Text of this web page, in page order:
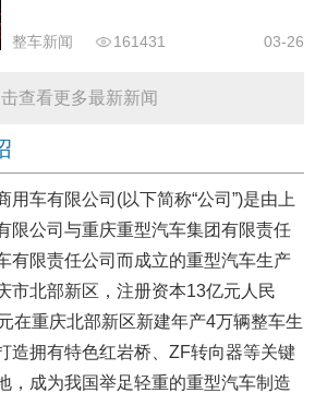
整车新闻 161431 03-26
查看更多最新新闻
车有限公司(以下简称“公司”)是由上
限公司与重庆重型汽车集团有限责任
有限责任公司而成立的重型汽车生产
市北部新区，注册资本13亿元人民
在重庆北部新区新建年产4万辆整车生
造拥有特色红岩桥、ZF转向器等关键
，成为我国举足轻重的重型汽车制造